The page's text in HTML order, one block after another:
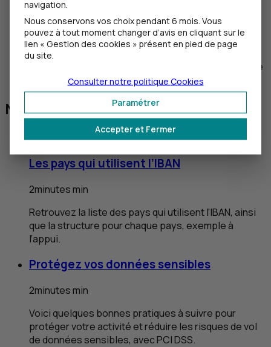
Découvrir Digipass
Protection de vos comptes et de vos
opérations sensibles
qui ne nécessite pas de
connexion data
Nos conseils pratiques
Les pays qui utilisent l’IBAN
2minutesmin
Retrouvez la liste des pays qui utilisent l’IBAN, ainsi
que la structure pour chaque pays, exemple à
l’appui.
Protégez vos données sensibles
2minutesmin
Voici quelques bonnes pratiques à suivre pour
protéger votre activité et réduire les risques de vol
de données sensibles, avecPCIDSS.
navigation.
Nous conservons vos choix pendant 6 mois. Vous
pouvez à tout moment changer d’avis en cliquant sur le
lien « Gestion des cookies » présent en pied de page
du site.
Accepter et Fermer
Paramétrer
Consulter notre politique Cookies